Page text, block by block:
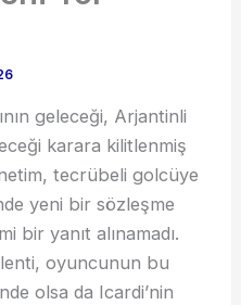
geleceği, Arjantinli
karara kilitlenmiş
tecrübeli golcüye
yeni bir sözleşme
bir yanıt alınamadı.
oyuncunun bu
olsa da Icardi’nin